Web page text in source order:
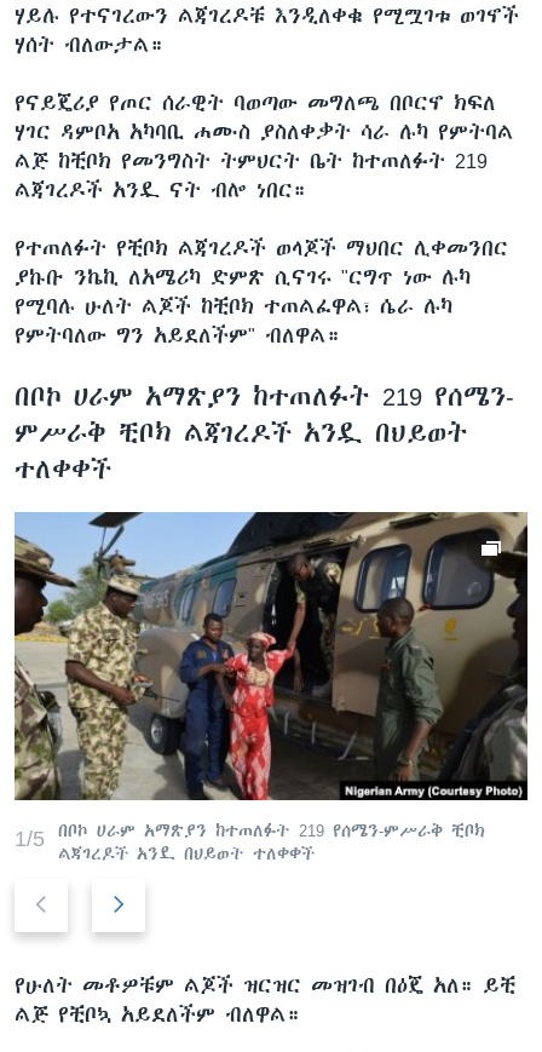
ሃይሉ የተናገረውን ልጃገረዶቹ እንዲለቀቁ የሚሟገቱ ወገኖች
ሃሰት ብለውታል።
የናይጄሪያ የጦር ሰራዊት ባወጣው መግለጫ በቦርኖ ክፍለ
ሃገር ዳምቦአ አካባቢ ሐሙስ ያስለቀቃት ሳራ ሉካ የምትባል
ልጅ ከቺቦክ የመንግስት ትምህርት ቤት ከተጠለፉት 219
ልጃገረዶች አንዷ ናት ብሎ ነበር።
የተጠለፉት የቺቦክ ልጃገረዶች ወላጆች ማህበር ሊቀመንበር
ያኩቡ ንኬኪ ለአሜሪካ ድምጽ ሲናገሩ "ርግጥ ነው ሉካ
የሚባሉ ሁለት ልጆች ከቺቦክ ተጠልፈዋል፣ ሴራ ሉካ
የምትባለው ግን አይደለችም" ብለዋል።
በቦኮ ሀራም አማጽያን ከተጠለፉት 219 የሰሜን-
ምሥራቅ ቺቦክ ልጃገረዶች አንዷ በህይወት
ተለቀቀች
1/5
በቦኮ ሀራም አማጽያን ከተጠለፉት 219 የሰሜን-ምሥራቅ ቺቦክ
ልጃገረዶች አንዷ በህይወት ተለቀቀች
v
i
t
s
የሁለት መቶዎቹም ልጆች ዝርዝር መዝገብ በዕጄ አለ። ይቺ
ልጅ የቺቦኳ አይደለችም ብለዋል።